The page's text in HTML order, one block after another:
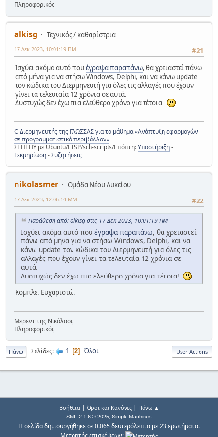
ΜΕΧΡΙΣ_ΟΤΟΥ
i <- i + 1
ΤΕΛΟΣ_ΕΠΑΝΑΛΗΨΗΣ
ΓΙΑ i ΑΠΟ
ΤΕΛΟΣ_ΕΠΑΝΑΛΗΨΗΣ
ΓΡΑΨΕ
ΤΕΛΟΣ_ΠΡΟΓΡΑΜΜΑΤΟΣ
ΔΙΑΔΙΚΑΣΙΑ random(Seed, Min, Max, Number)
A = 314159269
C = 453806245
M = 2147483647
ΜΕΤΑΒΛΗΤΕΣ
ΑΚΕΡΑΙΕΣ: Seed, Min, Max, Number
ΑΡΧΗ
Seed <- A*Seed + C
Seed <- Seed mod M
ΤΕΛΟΣ_ΔΙΑΔΙΚΑΣΙΑΣ
Πληροφορικός
alkisg
Τεχνικός / καθαρίστρια
#21
17 Δεκ 2023, 10:01:19 ΠΜ
Ισχύει ακόμα αυτό πουέγραψα παραπάνω, θα χρειαστεί πάνω
από μήνα για να στήσω Windows, Delphi, και να κάνω update
τον κώδικα του Διερμηνευτή για όλες τις αλλαγές που έχουν
γίνει τα τελευταία 12 χρόνια σε αυτά.
Δυστυχώς δεν έχω πια ελεύθερο χρόνο για τέτοια!
Ο Διερμηνευτής της ΓΛΩΣΣΑΣ για το μάθημα «Ανάπτυξη εφαρμογών
σε προγραμματιστικό περιβάλλον»
ΣΕΠΕΗΥ με Ubuntu/LTSP/sch-scripts/Επόπτη:Υποστήριξη-
Τεκμηρίωση-Συζητήσεις
nikolasmer
Ομάδα Νέου Λυκείου
#22
17 Δεκ 2023, 12:06:14 ΜΜ
Παράθεση από: alkisg στις 17 Δεκ 2023, 10:01:19 ΠΜ
Ισχύει ακόμα αυτό που έγραψα παραπάνω, θα χρειαστεί
πάνω από μήνα για να στήσω Windows, Delphi, και να
κάνω update τον κώδικα του Διερμηνευτή για όλες τις
αλλαγές που έχουν γίνει τα τελευταία 12 χρόνια σε
αυτά.
Δυστυχώς δεν έχω πια ελεύθερο χρόνο για τέτοια!
Κομπλε. Ευχαριστώ.
Μερεντίτης Νικόλαος
Πληροφορικός
Πάνω Σελίδες 1 2 Όλοι User Actions
Βοήθεια| Όροι και Κανόνες| Πάνω ▲
SMF 2.1.6 © 2025, Simple Machines
Η σελίδα δημιουργήθηκε σε 0.065 δευτερόλεπτα με 23 ερωτήματα.
Μετρητής επισκέψεων: